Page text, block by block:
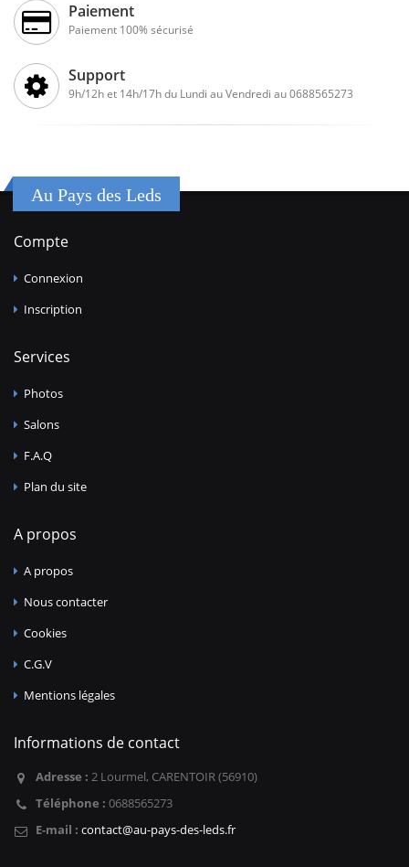
Paiement
Paiement 100% sécurisé
Support
9h/12h et 14h/17h du Lundi au Vendredi au 0688565273
Au Pays des Leds
Compte
Connexion
Inscription
Services
Photos
Salons
F.A.Q
Plan du site
A propos
A propos
Nous contacter
Cookies
C.G.V
Mentions légales
Informations de contact
Adresse : 2 Lourmel, CARENTOIR (56910)
Téléphone : 0688565273
E-mail : contact@au-pays-des-leds.fr